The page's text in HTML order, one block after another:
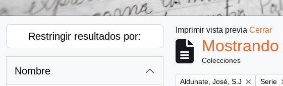
Restringir resultados por:
Nombre
Imprimir vista previa Cerrar
Colecciones
Remove filter:
Aldunate, José, S.J Serie